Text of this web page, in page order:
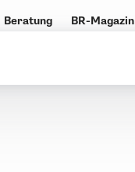
Beratung BR-Magazin